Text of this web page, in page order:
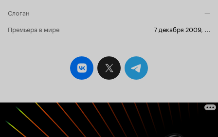
Слоган
—
Премьера в мире
7 декабря 2009, ...